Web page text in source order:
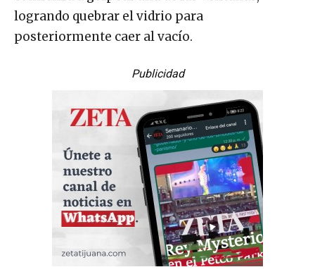
logrando quebrar el vidrio para
posteriormente caer al vacío.
Publicidad